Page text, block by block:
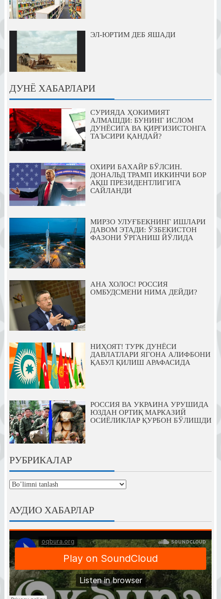
ЭЛ-ЮРТИМ ДЕБ ЯШАДИ
ДУНЁ ХАБАРЛАРИ
СУРИЯДА ҲОКИМИЯТ
АЛМАШДИ: БУНИНГ ИСЛОМ
ДУНЁСИГА ВА ҚИРҒИЗИСТОНГА
ТАЪСИРИ ҚАНДАЙ?
ОХИРИ БАХАЙР БЎЛСИН.
ДОНАЛЬД ТРАМП ИККИНЧИ БОР
АҚШ ПРЕЗИДЕНТЛИГИГА
САЙЛАНДИ
МИРЗО УЛУҒБЕКНИНГ ИШЛАРИ
ДАВОМ ЭТАДИ: ЎЗБЕКИСТОН
ФАЗОНИ ЎРГАНИШ ЙЎЛИДА
АНА ХОЛОС! РОССИЯ
ОМБУДСМЕНИ НИМА ДЕЙДИ?
НИҲОЯТ! ТУРК ДУНЁСИ
ДАВЛАТЛАРИ ЯГОНА АЛИФБОНИ
ҚАБУЛ ҚИЛИШ АРАФАСИДА
РОССИЯ ВА УКРАИНА УРУШИДА
ЮЗДАН ОРТИҚ МАРКАЗИЙ
ОСИЁЛИКЛАР ҚУРБОН БЎЛИШДИ
РУБРИКАЛАР
рубрикалар
АУДИО ХАБАРЛАР